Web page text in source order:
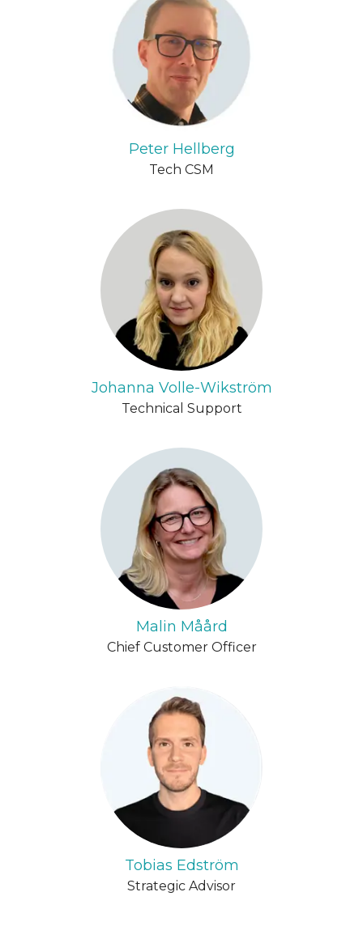
Peter Hellberg
Tech CSM
Johanna Volle-Wikström
Technical Support
Malin Måård
Chief Customer Officer
Tobias Edström
Strategic Advisor